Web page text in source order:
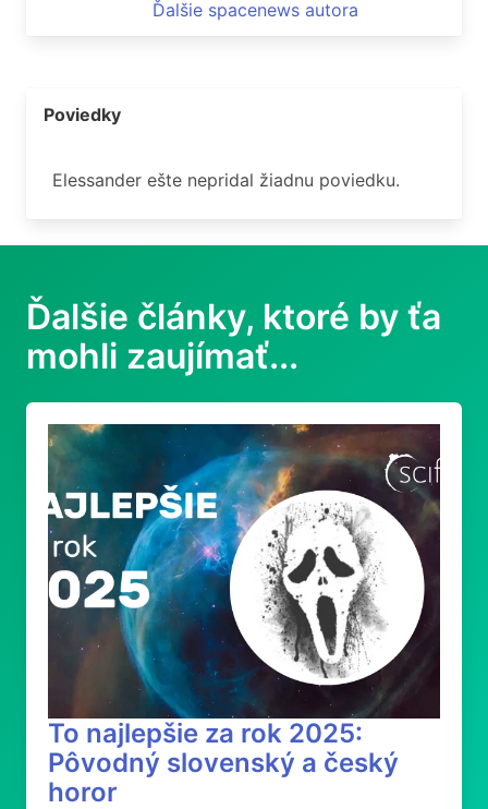
Ďalšie spacenews autora
Poviedky
Elessander ešte nepridal žiadnu poviedku.
Ďalšie články, ktoré by ťa
mohli zaujímať...
To najlepšie za rok 2025:
Pôvodný slovenský a český
horor